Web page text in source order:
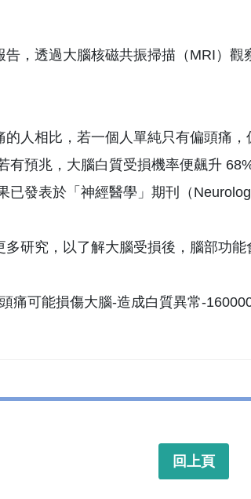
，透過大腦核磁共振掃描（MRI）
人相比，若一個人單純只有偏頭痛
有預兆，大腦白質受損機率便飆升
已發表於「神經醫學」期刊（
研究，以了解大腦受損後，腦部功能
痛可能損傷大腦-造成白質異常-
回上頁